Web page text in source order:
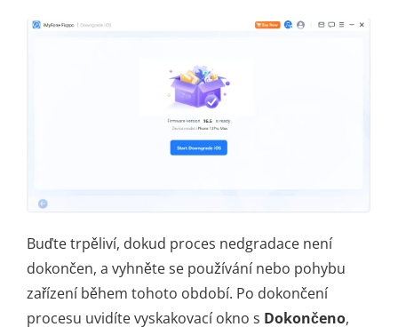
Buďte trpěliví, dokud proces nedgradace není
dokončen, a vyhněte se používání nebo pohybu
zařízení během tohoto období. Po dokončení
procesu uvidíte vyskakovací okno s Dokončeno,